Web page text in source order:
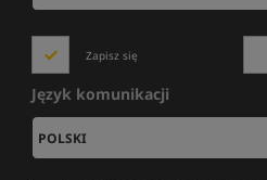
Zapisz się
Język komunikacji